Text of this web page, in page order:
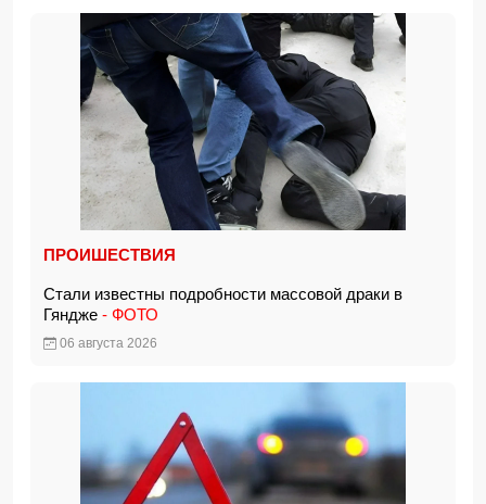
ПРОИШЕСТВИЯ
Стали известны подробности массовой драки в
Гяндже - ФОТО
06 августа 2026